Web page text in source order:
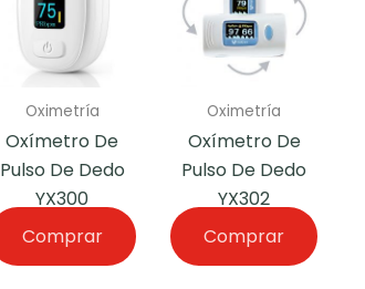
Oximetría
Oxímetro De
Pulso De Dedo
YX300
Comprar
Oximetría
Oxímetro De
Pulso De Dedo
YX302
Comprar